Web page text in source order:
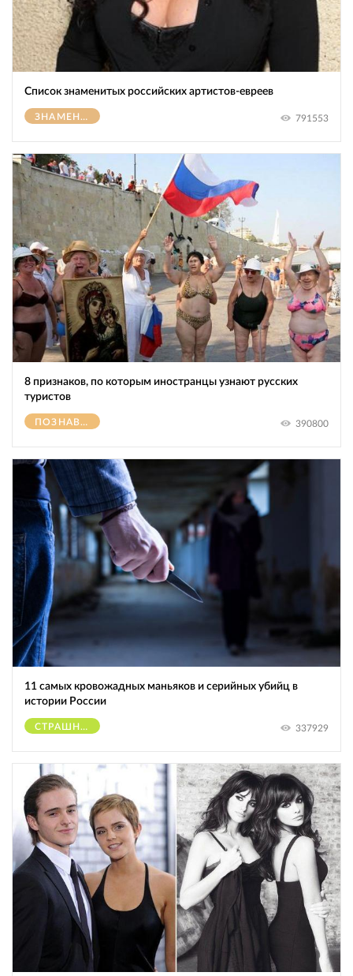
Список знаменитых российских артистов-евреев
ЗНАМЕНИТОСТИ 791553
8 признаков, по которым иностранцы узнают русских
туристов
ПОЗНАВАТЕЛЬНОЕ 390800
11 самых кровожадных маньяков и серийных убийц в
истории России
СТРАШНОЕ 337929